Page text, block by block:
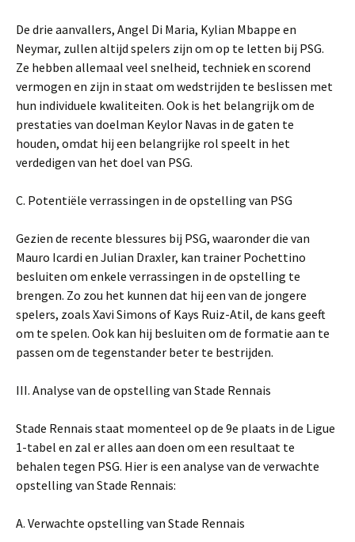
De drie aanvallers, Angel Di Maria, Kylian Mbappe en
Neymar, zullen altijd spelers zijn om op te letten bij PSG.
Ze hebben allemaal veel snelheid, techniek en scorend
vermogen en zijn in staat om wedstrijden te beslissen met
hun individuele kwaliteiten. Ook is het belangrijk om de
prestaties van doelman Keylor Navas in de gaten te
houden, omdat hij een belangrijke rol speelt in het
verdedigen van het doel van PSG.
C. Potentiële verrassingen in de opstelling van PSG
Gezien de recente blessures bij PSG, waaronder die van
Mauro Icardi en Julian Draxler, kan trainer Pochettino
besluiten om enkele verrassingen in de opstelling te
brengen. Zo zou het kunnen dat hij een van de jongere
spelers, zoals Xavi Simons of Kays Ruiz-Atil, de kans geeft
om te spelen. Ook kan hij besluiten om de formatie aan te
passen om de tegenstander beter te bestrijden.
III. Analyse van de opstelling van Stade Rennais
Stade Rennais staat momenteel op de 9e plaats in de Ligue
1-tabel en zal er alles aan doen om een resultaat te
behalen tegen PSG. Hier is een analyse van de verwachte
opstelling van Stade Rennais:
A. Verwachte opstelling van Stade Rennais